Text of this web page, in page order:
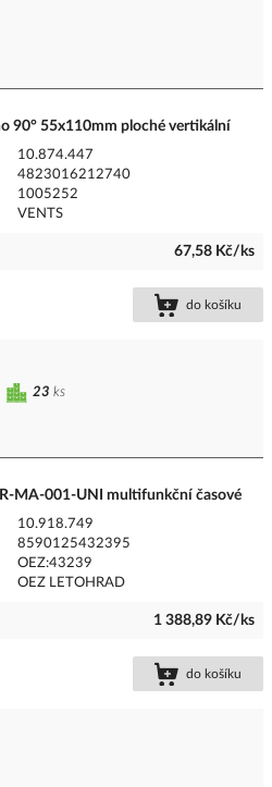
90° 55x110mm ploché vertikální
10.874.447
4823016212740
1005252
VENTS
67,58 Kč/ks
do košíku
23 ks
MA-001-UNI multifunkční časové
10.918.749
8590125432395
OEZ:43239
OEZ LETOHRAD
1 388,89 Kč/ks
do košíku